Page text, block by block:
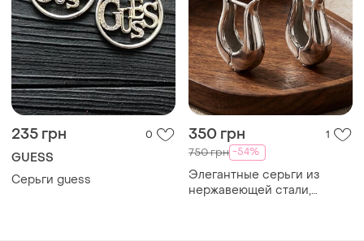
235 грн 0
GUESS
Серьги guess
350 грн 1
750 грн -54%
Элегантные серьги из
нержавеющей стали,